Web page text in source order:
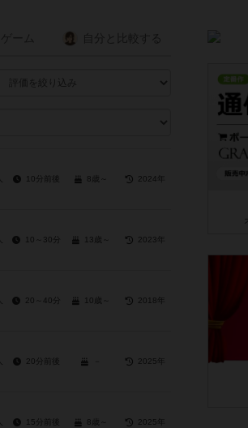
10分前後 8歳～ 2024年
10～30分 13歳～ 2023年
20～40分 10歳～ 2018年
20分前後 2025年
15分前後 8歳～ 2025年